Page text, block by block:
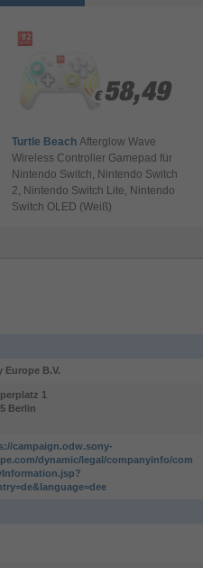
€ 58,49
€ 58,49
Turtle Beach Afterglow Wave
Wireless Controller Gamepad für
Nintendo Switch, Nintendo Switch
2, Nintendo Switch Lite, Nintendo
Switch OLED (Weiß)
Europe B.V.
1
Berlin
campaign.odw.sony-
dynamic/legal/companyinfo/com